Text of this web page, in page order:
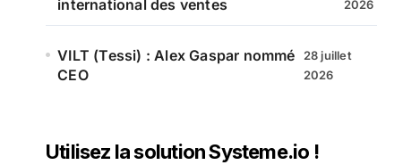
international des ventes
2026
VILT (Tessi) : Alex Gaspar nommé
CEO
28 juillet
2026
Utilisez la solution Systeme.io !